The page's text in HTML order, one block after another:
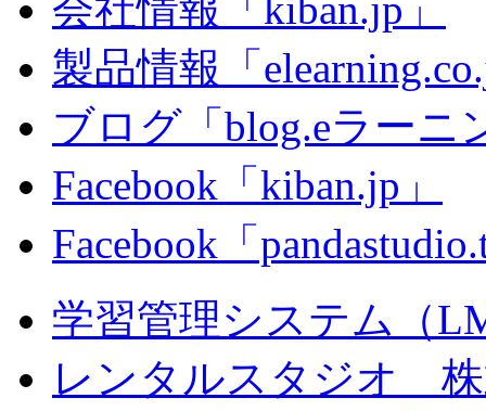
製品情報「
ブログ「blog.eラーニ
Facebook「kiban.jp」
Facebook「
学習管理システム（
レンタルスタジオ 株